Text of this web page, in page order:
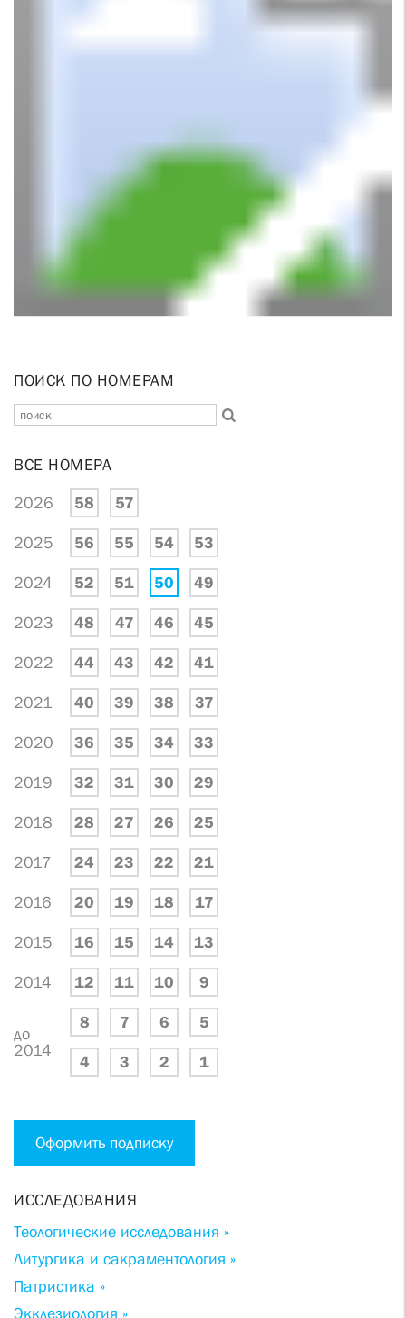
ПОИСК ПО НОМЕРАМ
ВСЕ НОМЕРА
2026 58 57
2025 56 55 54 53
2024 52 51 50 49
2023 48 47 46 45
2022 44 43 42 41
2021 40 39 38 37
2020 36 35 34 33
2019 32 31 30 29
2018 28 27 26 25
2017 24 23 22 21
2016 20 19 18 17
2015 16 15 14 13
2014 12 11 10 9
до
2014
8 7 6 5
4 3 2 1
Оформить подписку
ИССЛЕДОВАНИЯ
Теологические исследования »
Литургика и сакраментология »
Патристика »
Экклезиология »